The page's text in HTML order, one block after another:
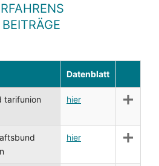
Datenblatt
tarifunion
hier
hier